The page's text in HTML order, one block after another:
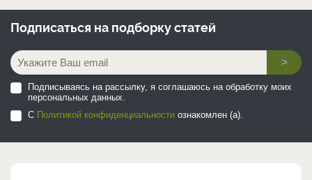
Подписаться на подборку статей
>
Подписываясь на рассылку, я соглашаюсь на обработку моих
персональных данных.
С Политикой конфиденциальности ознакомлен (а).